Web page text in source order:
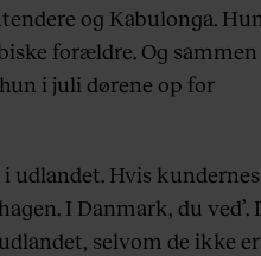
og Kabulonga.
forældre. Og sammen
i juli dørene op for
udlandet. Hvis kundernes
I Danmark, du ved’.
selvom de ikke er